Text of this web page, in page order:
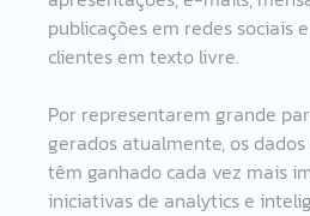
publicações em redes sociais
clientes em texto livre.
Por representarem grande
gerados atualmente, os
têm ganhado cada vez mais
iniciativas de analytics e